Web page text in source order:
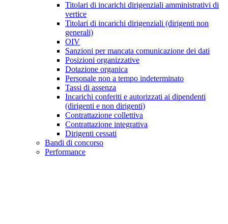
Titolari di incarichi dirigenziali amministrativi di
vertice
Titolari di incarichi dirigenziali (dirigenti non
generali)
OIV
Sanzioni per mancata comunicazione dei dati
Posizioni organizzative
Dotazione organica
Personale non a tempo indeterminato
Tassi di assenza
Incarichi conferiti e autorizzati ai dipendenti
(dirigenti e non dirigenti)
Contrattazione collettiva
Contrattazione integrativa
Dirigenti cessati
Bandi di concorso
Performance